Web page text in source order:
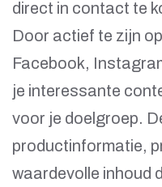
direct in contact te
Door actief te zijn
Facebook,
je interessante
voor je doelgroep.
productinformatie,
waardevolle inhoud